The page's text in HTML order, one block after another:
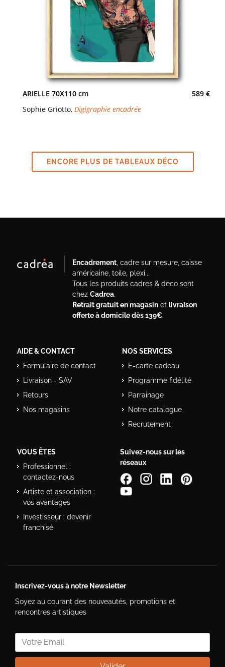
ARIELLE 70X110 cm
589 €
Sophie Griotto, Digigraphie encadrée
ENCORE PLUS DE TABLEAUX DÉCO
Encadrement, cadre sur mesure, caisse
américaine, toile, plexi...
Tous les produits cadres & déco sont
chez Cadrea.
Retrait gratuit en magasinet livraison
offerte à domicile dès 139€.
AIDE & CONTACT
Formulaire de contact
Livraison - SAV
Retours
Nos magasins
NOS SERVICES
E-carte cadeau
Programme fidélité
Parrainage
Notre catalogue
Recrutement
VOUS ÊTES
Professionnel :
contactez-nous
Artiste et association :
vos avantages
Investisseur : devenir
franchisé
Suivez-nous sur les
réseaux
Inscrivez-vous à notre Newsletter
Soyez au courant des nouveautés, promotions et
rencontres artistiques